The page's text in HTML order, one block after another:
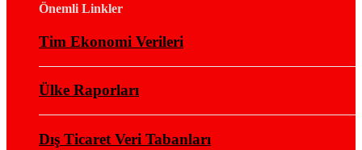
Önemli Linkler
Tim Ekonomi Verileri
Ülke Raporları
Dış Ticaret Veri Tabanları